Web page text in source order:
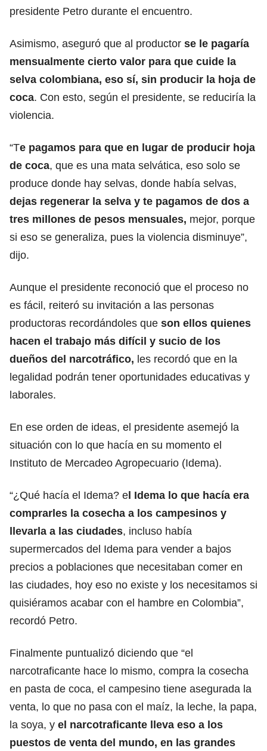
presidente Petro durante el encuentro.
Asimismo, aseguró que al productor se le pagaría
mensualmente cierto valor para que cuide la
selva colombiana, eso sí, sin producir la hoja de
coca. Con esto, según el presidente, se reduciría la
violencia.
“Te pagamos para que en lugar de producir hoja
de coca, que es una mata selvática, eso solo se
produce donde hay selvas, donde había selvas,
dejas regenerar la selva y te pagamos de dos a
tres millones de pesos mensuales, mejor, porque
si eso se generaliza, pues la violencia disminuye”,
dijo.
Aunque el presidente reconoció que el proceso no
es fácil, reiteró su invitación a las personas
productoras recordándoles que son ellos quienes
hacen el trabajo más difícil y sucio de los
dueños del narcotráfico, les recordó que en la
legalidad podrán tener oportunidades educativas y
laborales.
En ese orden de ideas, el presidente asemejó la
situación con lo que hacía en su momento el
Instituto de Mercadeo Agropecuario (Idema).
“¿Qué hacía el Idema? el Idema lo que hacía era
comprarles la cosecha a los campesinos y
llevarla a las ciudades, incluso había
supermercados del Idema para vender a bajos
precios a poblaciones que necesitaban comer en
las ciudades, hoy eso no existe y los necesitamos si
quisiéramos acabar con el hambre en Colombia”,
recordó Petro.
Finalmente puntualizó diciendo que “el
narcotraficante hace lo mismo, compra la cosecha
en pasta de coca, el campesino tiene asegurada la
venta, lo que no pasa con el maíz, la leche, la papa,
la soya, y el narcotraficante lleva eso a los
puestos de venta del mundo, en las grandes